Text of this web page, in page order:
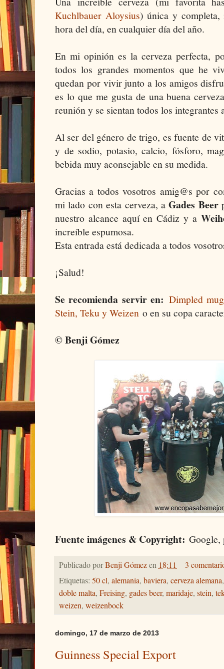
Kuchlbauer Aloysius) única y completa,
hora del día, en cualquier día del año.
En mi opinión es la cerveza perfecta,
todos los grandes momentos que he
quedan por vivir junto a los amigos
es lo que me gusta de una buena
reunión y se sientan todos los integrantes
Al ser del género de trigo, es fuente de
y de sodio, potasio, calcio, fósforo,
bebida muy aconsejable en su medida.
Gracias a todos vosotros amig@s por
mi lado con esta cerveza, aGades Beer
nuestro alcance aquí en Cádiz y a
increíble espumosa.
Esta entrada está dedicada a todos
¡Salud!
Se recomienda servir en: Dimpled
Stein, Teku y Weizen o en su copa
© Benji Gómez
Fuente imágenes & Copyright: Google,
Publicado porBenji Gómezen18:11
3
Etiquetas: 50 cl, alemania, baviera, cerveza alemana
doble malta, Freising, gades beer, maridaje, stein,
weizen, weizenbock
domingo, 17 de marzo de 2013
Guinness Special Export